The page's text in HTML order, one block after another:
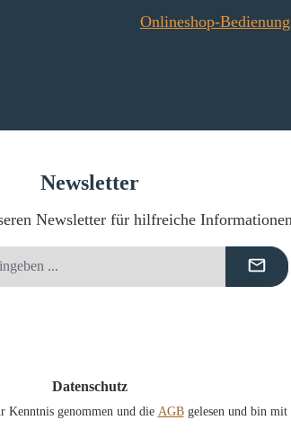
Onlineshop-
Newsletter
Newsletter für hilfreiche
Datenschutz
Kenntnis genommen und die AGBgelesen und bin mit